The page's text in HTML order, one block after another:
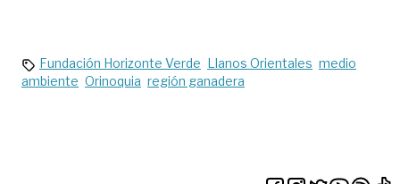
Fundación Horizonte Verde Llanos Orientales medio
ambiente Orinoquia región ganadera